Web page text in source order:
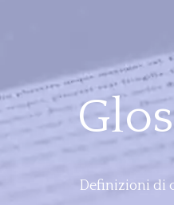
Definizioni di